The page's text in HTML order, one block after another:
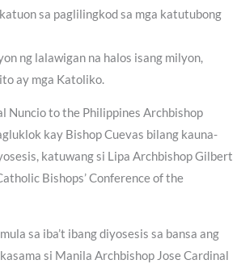
sa paglilingkod sa mga katutubong
ng lalawigan na halos isang milyon,
ay mga Katoliko.
Nuncio to the Philippines Archbishop
kay Bishop Cuevas bilang kauna-
katuwang si Lipa Archbishop Gilbert
Bishops’ Conference of the
sa iba’t ibang diyosesis sa bansa ang
si Manila Archbishop Jose Cardinal